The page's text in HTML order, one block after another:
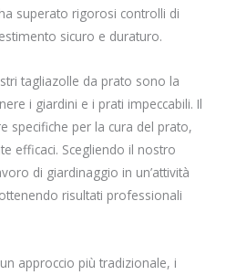
superato rigorosi controlli di
sicuro e duraturo.
tagliazolle da prato sono la
i giardini e i prati impeccabili. Il
specifiche per la cura del prato,
efficaci. Scegliendo il nostro
di giardinaggio in un’attività
risultati professionali
approccio più tradizionale, i